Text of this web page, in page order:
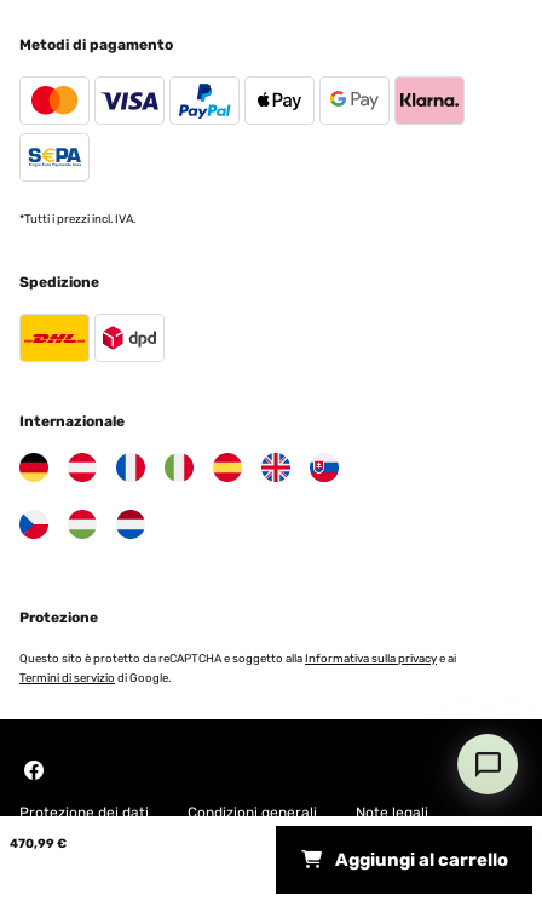
470,99 €
Aggiungi al carrello
Metodi di pagamento
*Tutti i prezzi incl. IVA.
Spedizione
Internazionale
Protezione
Questo sito è protetto da reCAPTCHA e soggetto allaInformativa sulla privacye ai
Termini di servizio di Google.
Protezione dei dati Condizioni generali Note legali
Copyright © 2026 Blumfeldt. All rights reserved